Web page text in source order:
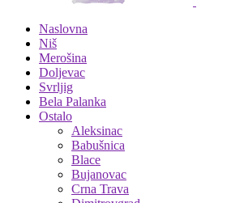
Naslovna
Niš
Merošina
Doljevac
Svrljig
Bela Palanka
Ostalo
Aleksinac
Babušnica
Blace
Bujanovac
Crna Trava